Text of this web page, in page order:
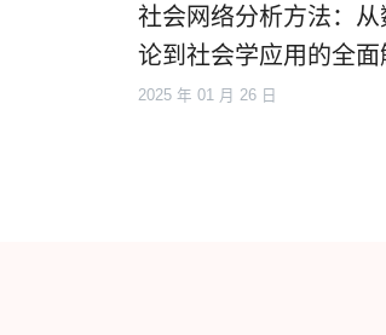
社会网络分析方法：从
论到社会学应用的全面
2025 年 01 月 26 日